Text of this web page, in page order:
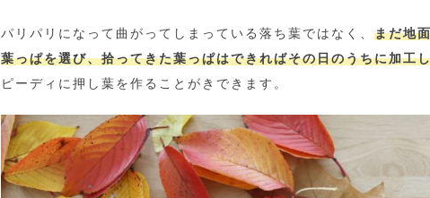
パリパリになって曲がってしまっている落ち葉ではなく、 まだ地
葉っぱを選び、拾ってきた葉っぱはできればその日のうちに加工
ピーディに押し葉を作ることがきできます。